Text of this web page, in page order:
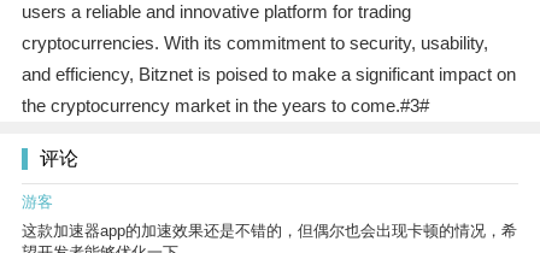
users a reliable and innovative platform for trading
cryptocurrencies. With its commitment to security, usability,
and efficiency, Bitznet is poised to make a significant impact on
the cryptocurrency market in the years to come.#3#
评论
游客
这款加速器app的加速效果还是不错的，但偶尔也会出现卡顿的情况，希